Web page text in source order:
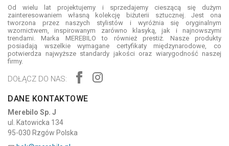
Od wielu lat projektujemy i sprzedajemy cieszącą się dużym
zainteresowaniem własną kolekcję biżuterii sztucznej. Jest ona
tworzona przez naszych stylistów i wyróżnia się oryginalnym
wzornictwem, inspirowanym zarówno klasyką, jak i najnowszymi
trendami. Marka MEREBILO to również prestiż. Nasze produkty
posiadają wszelkie wymagane certyfikaty międzynarodowe, co
potwierdza najwyższe standardy jakości oraz wiarygodność naszej
firmy.
DOŁĄCZ DO NAS:
DANE KONTAKTOWE
Merebilo Sp. J
ul. Katowicka 134
95-030 Rzgów Polska